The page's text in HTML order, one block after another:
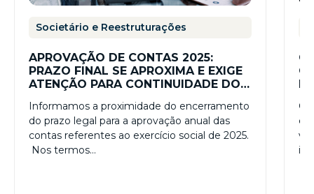
Societário e Reestruturações
APROVAÇÃO DE CONTAS 2025:
PRAZO FINAL SE APROXIMA E EXIGE
ATENÇÃO PARA CONTINUIDADE DOS
Informamos a proximidade do encerramento
do prazo legal para a aprovação anual das
contas referentes ao exercício social de 2025.
Nos termos…
O